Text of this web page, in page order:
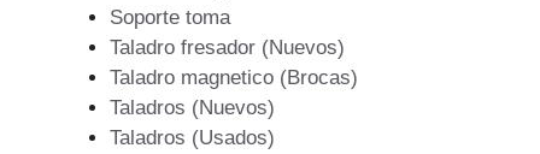
Soporte toma
Taladro fresador (Nuevos)
Taladro magnetico (Brocas)
Taladros (Nuevos)
Taladros (Usados)